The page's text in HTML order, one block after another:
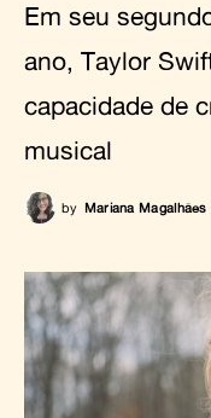
Em seu
ano, Taylor
capacidade de
musical
by Mariana Magalhães